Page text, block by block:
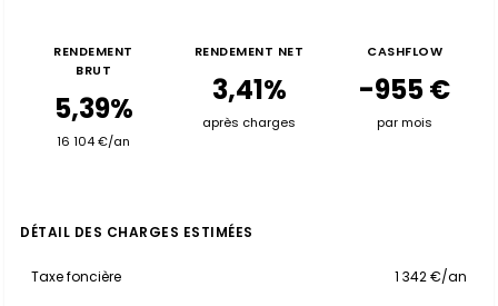
RENDEMENT
BRUT
5,39%
16 104 €/an
RENDEMENT NET
3,41%
après charges
CASHFLOW
-955 €
par mois
DÉTAIL DES CHARGES ESTIMÉES
Taxe foncière 1 342 €/an